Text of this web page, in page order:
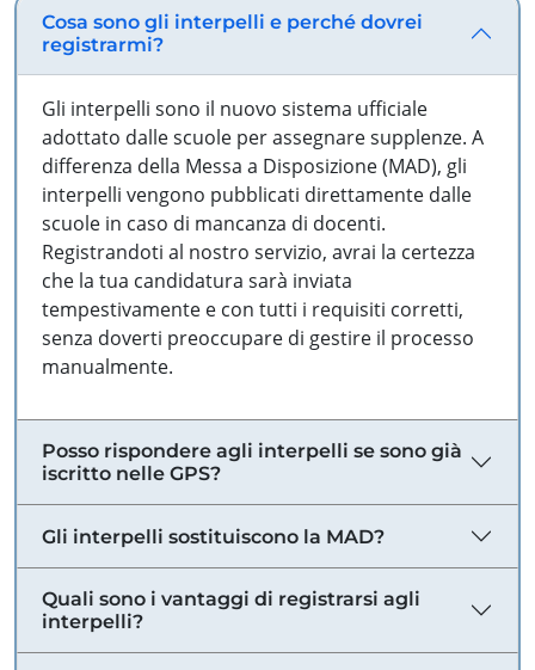
Cosa sono gli interpelli e perché dovrei
registrarmi?
Gli interpelli sono il nuovo sistema ufficiale
adottato dalle scuole per assegnare supplenze. A
differenza della Messa a Disposizione (MAD), gli
interpelli vengono pubblicati direttamente dalle
scuole in caso di mancanza di docenti.
Registrandoti al nostro servizio, avrai la certezza
che la tua candidatura sarà inviata
tempestivamente e con tutti i requisiti corretti,
senza doverti preoccupare di gestire il processo
manualmente.
Posso rispondere agli interpelli se sono già
iscritto nelle GPS?
Gli interpelli sostituiscono la MAD?
Quali sono i vantaggi di registrarsi agli
interpelli?